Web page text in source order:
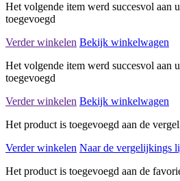
Het volgende item werd succesvol aan
toegevoegd
Verder winkelen Bekijk winkelwagen
Het volgende item werd succesvol aan
toegevoegd
Verder winkelen Bekijk winkelwagen
Het product is toegevoegd aan de
Verder winkelen Naar de vergelijkings
Het product is toegevoegd aan de